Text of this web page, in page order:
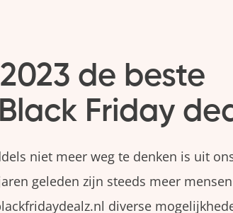
de beste
Friday
niet meer weg te denken is uit
geleden zijn steeds meer
diverse